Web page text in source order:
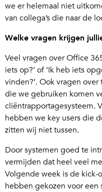
we er helemaal niet
van collega’s die naar de
Welke vragen krijgen
Veel vragen over Office
iets op?’ of ‘Ik heb iets
vinden?’. Ook vragen
die we gebruiken komen
cliëntrapportagesysteem.
hebben we key users die
zitten wij niet tussen.
Door systemen goed te
vermijden dat heel veel
Volgende week is de kick-
hebben gekozen voor